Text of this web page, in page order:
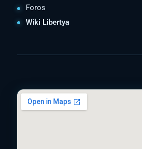
Foros
Wiki Libertya